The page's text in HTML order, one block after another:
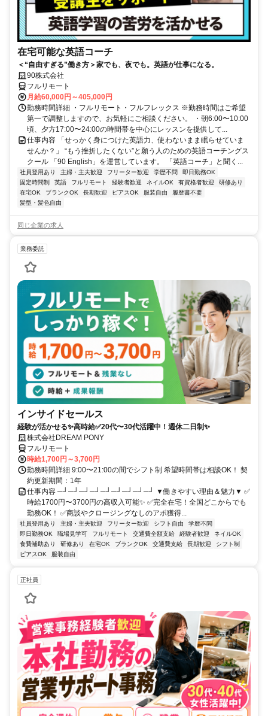
在宅可能な英語コーチ
＜“自由すぎる”働き方＞家でも、夜でも。英語が仕事になる。
90株式会社
フルリモート
月給60,000円～405,000円
勤務時間詳細 ・フルリモート・フルフレックス ※勤務時間はご希望
第一で調整しますので、お気軽にご相談ください。 ・朝6:00〜10:00
頃、夕方17:00〜24:00の時間帯を中心にレッスンを提供して...
仕事内容 「せっかく身につけた英語力、使わないまま眠らせていま
せんか？」 “もう挫折したくない”と願う人のための英語コーチングス
クール 「90 English」を運営しています。 「英語コーチ」と聞く...
社員登用あり 主婦・主夫歓迎 フリーター歓迎 学歴不問
即日勤務OK
固定時間制
英語 フルリモート 経験者歓迎 ネイルOK 有資格者歓迎
研修あり
在宅OK
ブランクOK 長期歓迎 ピアスOK 服装自由
履歴書不要
髪型・髪色自由
同じ企業の求人
業務委託
インサイドセールス
経験が活かせる✨高時給✅20代〜30代活躍中！週休二日制✨
株式会社DREAM PONY
フルリモート
時給1,700円～3,700円
勤務時間詳細 9:00〜21:00の間でシフト制 希望時間帯は相談OK！ 契
約更新期間：1年
仕事内容 ─┘─┘─┘─┘─┘─┘─┘─┘─┘ ▼働きやすい理由＆魅力▼ ✅
時給1700円〜3700円の高収入可能✨ ✅完全在宅！全国どこからでも
勤務OK！ ✅商談やクロージングなしのアポ獲得...
社員登用あり 主婦・主夫歓迎 フリーター歓迎 シフト自由
学歴不問
即日勤務OK
職場見学可 フルリモート 交通費全額支給 経験者歓迎
ネイルOK
食費補助あり
研修あり 在宅OK ブランクOK 交通費支給 長期歓迎
シフト制
ピアスOK
服装自由
正社員